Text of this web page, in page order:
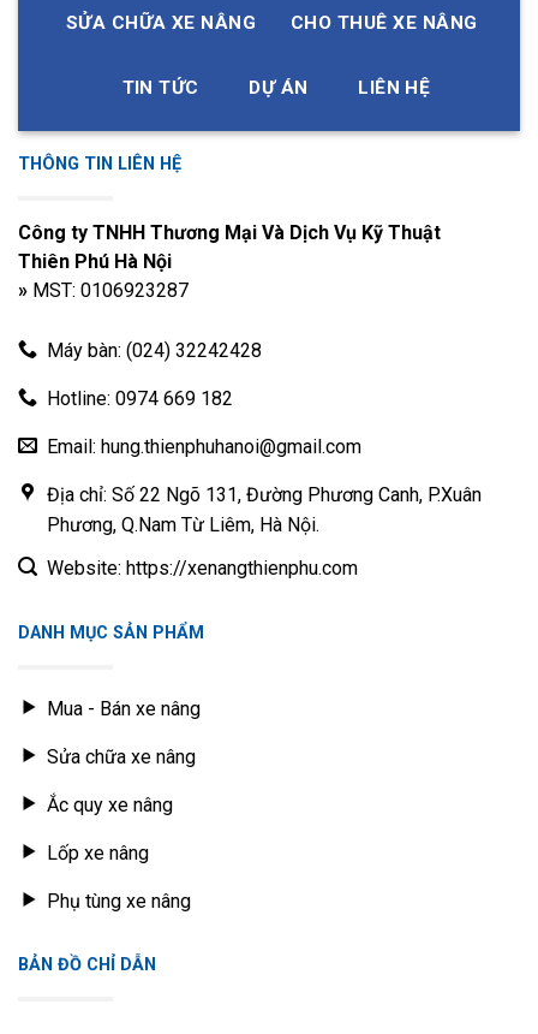
SỬA CHỮA XE NÂNG CHO THUÊ XE NÂNG
TIN TỨC DỰ ÁN LIÊN HỆ
THÔNG TIN LIÊN HỆ
Công ty TNHH Thương Mại Và Dịch Vụ Kỹ Thuật
Thiên Phú Hà Nội
»MST: 0106923287
Máy bàn: (024) 32242428
Hotline: 0974 669 182
Email: hung.thienphuhanoi@gmail.com
Địa chỉ: Số 22 Ngõ 131, Đường Phương Canh, P.Xuân
Phương, Q.Nam Từ Liêm, Hà Nội.
Website: https://xenangthienphu.com
DANH MỤC SẢN PHẨM
Mua - Bán xe nâng
Sửa chữa xe nâng
Ắc quy xe nâng
Lốp xe nâng
Phụ tùng xe nâng
BẢN ĐỒ CHỈ DẪN